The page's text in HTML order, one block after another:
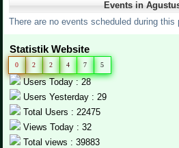
Events in
There are no events scheduled during this
Statistik Website
0 2 2 4 7 5
Users Today : 28
Users Yesterday : 29
Total Users : 22475
Views Today : 32
Total views : 39883